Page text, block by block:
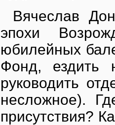
Вячеслав
эпохи
юбилейных
Фонд, ездить
руководить
несложное).
присутствия?